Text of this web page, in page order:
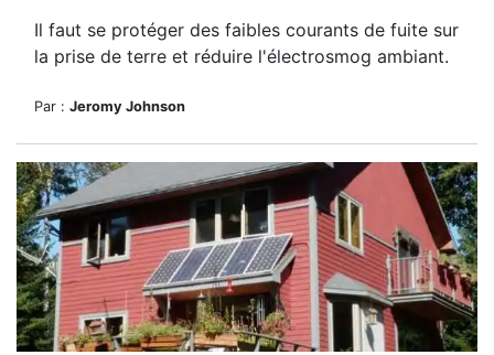
Il faut se protéger des faibles courants de fuite sur
la prise de terre et réduire l'électrosmog ambiant.
Par : Jeromy Johnson